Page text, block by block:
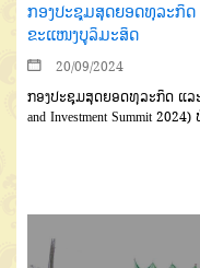
ກອງປະຊຸມສຸດຍອດທຸລະກິດ
ຂະແໜງບູລິມະສິດ
20/09/2024
ກອງປະຊຸມສຸດຍອດທຸລະກິດ ແລະ
and Investment Summit 2024)